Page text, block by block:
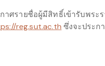
าศรายชื่อผู้มีสิทธิ์เข้ารับพร
reg.sut.ac.th ซึ่งจะประก